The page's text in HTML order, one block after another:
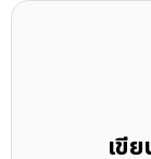
เขี